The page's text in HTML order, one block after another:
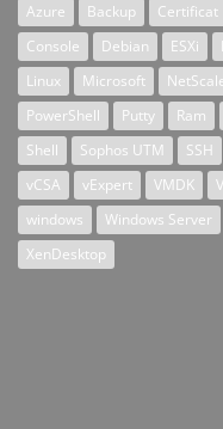
Azure Backup Certificat
Console
Debian ESXi
Linux
Microsoft
PowerShell
Putty Ram
Shell
Sophos UTM SSH
vCSA
vExpert VMDK
windows
Windows Server
XenDesktop